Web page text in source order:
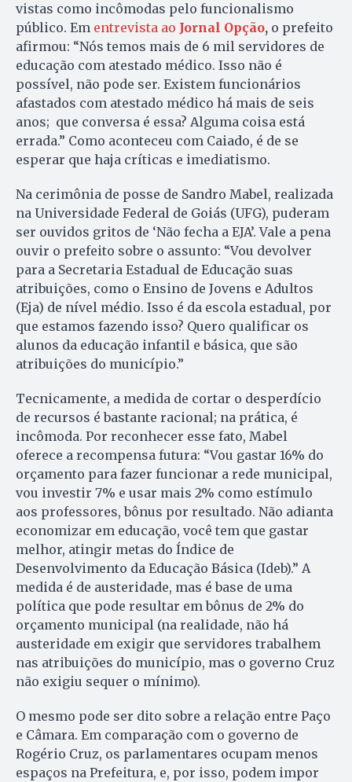
vistas como incômodas pelo funcionalismo
público. Em entrevista ao Jornal Opção, o prefeito
afirmou: “Nós temos mais de 6 mil servidores de
educação com atestado médico. Isso não é
possível, não pode ser. Existem funcionários
afastados com atestado médico há mais de seis
anos; que conversa é essa? Alguma coisa está
errada.” Como aconteceu com Caiado, é de se
esperar que haja críticas e imediatismo.
Na cerimônia de posse de Sandro Mabel, realizada
na Universidade Federal de Goiás (UFG), puderam
ser ouvidos gritos de ‘Não fecha a EJA’. Vale a pena
ouvir o prefeito sobre o assunto: “Vou devolver
para a Secretaria Estadual de Educação suas
atribuições, como o Ensino de Jovens e Adultos
(Eja) de nível médio. Isso é da escola estadual, por
que estamos fazendo isso? Quero qualificar os
alunos da educação infantil e básica, que são
atribuições do município.”
Tecnicamente, a medida de cortar o desperdício
de recursos é bastante racional; na prática, é
incômoda. Por reconhecer esse fato, Mabel
oferece a recompensa futura: “Vou gastar 16% do
orçamento para fazer funcionar a rede municipal,
vou investir 7% e usar mais 2% como estímulo
aos professores, bônus por resultado. Não adianta
economizar em educação, você tem que gastar
melhor, atingir metas do Índice de
Desenvolvimento da Educação Básica (Ideb).” A
medida é de austeridade, mas é base de uma
política que pode resultar em bônus de 2% do
orçamento municipal (na realidade, não há
austeridade em exigir que servidores trabalhem
nas atribuições do município, mas o governo Cruz
não exigiu sequer o mínimo).
O mesmo pode ser dito sobre a relação entre Paço
e Câmara. Em comparação com o governo de
Rogério Cruz, os parlamentares ocupam menos
espaços na Prefeitura, e, por isso, podem impor